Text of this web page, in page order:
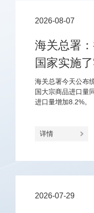
2026-08-07
海关总署
国家实施
海关总署今天公布
国大宗商品进口量
进口量增加8.2%。
详情
2026-07-29